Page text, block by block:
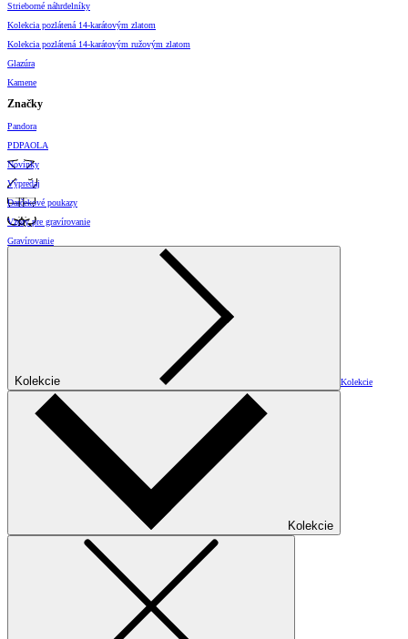
Strieborné náhrdelníky
Kolekcia pozlátená 14-karátovým zlatom
Kolekcia pozlátená 14-karátovým ružovým zlatom
Glazúra
Kamene
Značky
Pandora
PDPAOLA
Novinky
Výpredaj
Darčekové poukazy
Vzory pre gravírovanie
Gravírovanie
Kolekcie Kolekcie
Kolekcie